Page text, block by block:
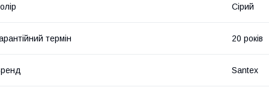
Сірий
термін 20 років
Santex